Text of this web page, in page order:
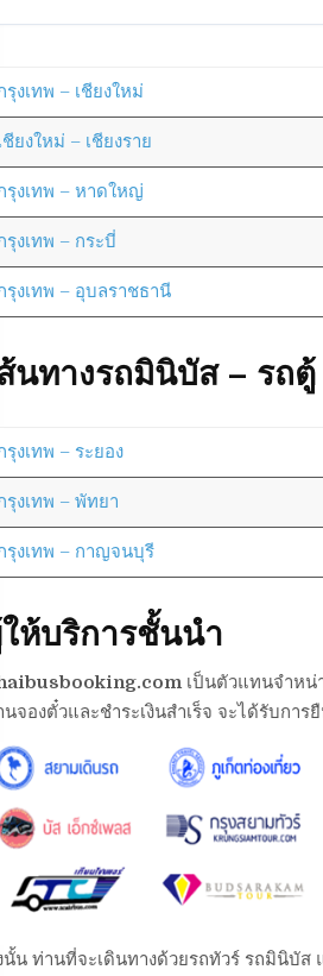
รุงเทพ – เชียงใหม่
ชียงใหม่ – เชียงราย
รุงเทพ – หาดใหญ่
รุงเทพ – กระบี่
รุงเทพ – อุบลราชธานี
นทางรถมินิบัส – รถ
รุงเทพ – ระยอง
รุงเทพ – พัทยา
รุงเทพ – กาญจนบุรี
ห้บริการชั้นนำ
เป็นตัวแทนจำหน่
นจองตั๋วและชำระเงินสำเร็จ จะได้รับกา
นั้น ท่านที่จะเดินทางด้วยรถทัวร์ รถมินิบัส